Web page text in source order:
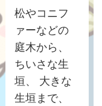
松やコニフ
ァーなどの
庭木から、
ちいさな生
垣、 大きな
生垣まで、